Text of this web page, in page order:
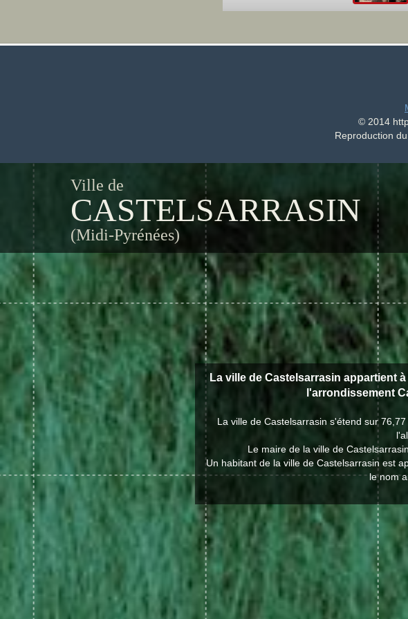
© 2014
Reproduction
Ville de
CASTELSARRASIN
(Midi-Pyrénées)
La ville de Castelsarrasin appartient
l'arrondissement
La ville de Castelsarrasin s'étend sur
Le maire de la ville de
Un habitant de la ville de Castelsarrasin est
le nom